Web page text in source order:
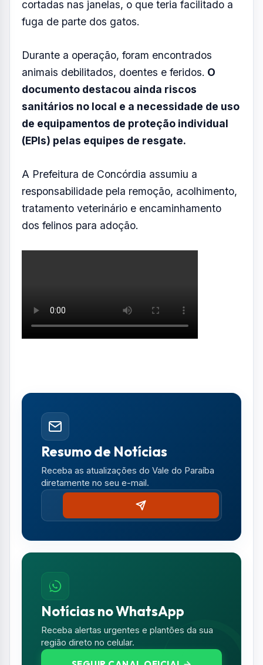
Ministério Público e outros órgãos, que
cumpriram decisão judicial autorizando a
acumulação de animais.
Segundo laudo técnico do município,
imóvel apresentava condições insalubres,
com acúmulo de fezes, urina e sangue em
diferentes cômodos.
O relatório também apontou que havia telas
cortadas nas janelas, o que teria facilitado a
fuga de parte dos gatos.
de equipamentos de proteção individual
tratamento veterinário e encaminhamento
dos felinos para adoção.
Resumo de Notícias
Receba as atualizações do Vale do Paraíba